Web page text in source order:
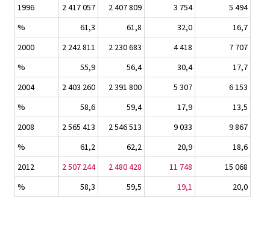
1996
2 417 057 2 407 809 3 754
5 494
%
61,3 61,8 32,0
16,7
2000
2 242 811 2 230 683 4 418
7 707
%
55,9 56,4 30,4
17,7
2004
2 403 260 2 391 800 5 307
6 153
%
58,6 59,4 17,9
13,5
2008
2 565 413 2 546 513 9 033
9 867
%
61,2 62,2 20,9
18,6
2012
2 507 244 2 480 428 11 748
15 068
%
58,3 59,5 19,1 20,0